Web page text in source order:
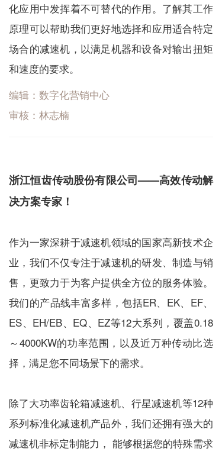
化应用中发挥着不可替代的作用。了解其工作
原理可以帮助我们更好地选择和应用适合特定
场合的减速机 ，以满足机器和设备对输出扭矩
和速度的要求。
编辑：数字化营销中心
审核：林志楠
浙江恒齿传动股份有限公司——高效传动解
决方案专家！
作为一家深耕于减速机领域的国家高新技术企
业，我们不仅专注于减速机的研发、制造与销
售，更致力于为客户提供全方位的服务体验。
我们的产品线丰富多样，包括ER、EK、EF、
ES、EH/EB、EQ、EZ等12大系列，覆盖0.18
～4000KW的功率范围，以及近万种传动比选
择，满足您不同场景下的需求。
除了大功率齿轮箱减速机、 行星减速机等12种
系列标准化减速机产品外，我们还拥有强大的
减速机非标定制能力， 能够根据您的特殊需求